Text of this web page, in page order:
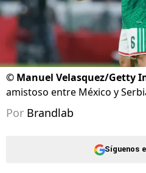
© Manuel Velasquez/Getty
amistoso entre México y
Por Brandlab
Síguenos